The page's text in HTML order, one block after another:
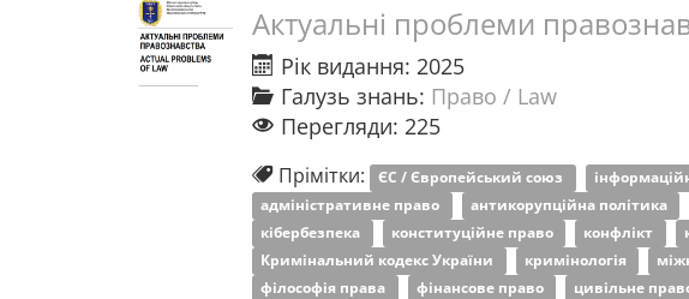
Актуальні проблеми
Рік видання: 2025
Галузь знань: Право / Law
Перегляди: 225
Прімітки: ЄС / Європейський союз
адміністративне право
антикорупційна політика
кібербезпека
конституційне право конфлікт
Кримінальний кодекс України
кримінологія
філософія права
фінансове право цивільне